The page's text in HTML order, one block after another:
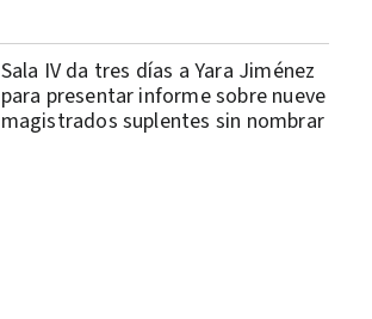
Sala IV da tres días a Yara Jiménez
para presentar informe sobre nueve
magistrados suplentes sin nombrar